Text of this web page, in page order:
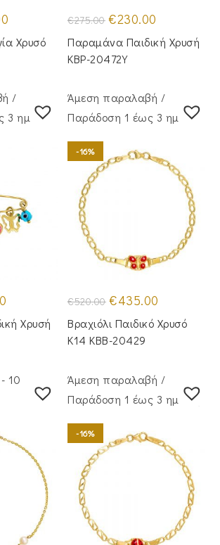
τιμή
είναι:
Χρυσό
€275.00 Original
price
was:
€275.00.
€230.00
τιμή
είναι:
Παραμάνα Παιδική Χρυσή
KBP-20472Υ
/
ημέρες
τιμή
είναι:Χρυσή
Άμεση παραλαβή /
Παράδoση 1 έως 3 ημέρες
-16%
€520.00 Original
price
was:
€520.00.
€435.00
τιμή
είναι:
Βραχιόλι Παιδικό Χρυσό
Κ14 KBB-20429
10
Άμεση παραλαβή /
Παράδoση 1 έως 3 ημέρες
-16%